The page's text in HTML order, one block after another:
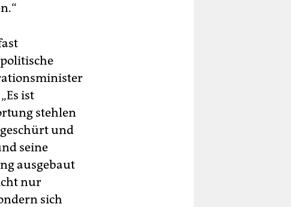
ist
stehlen
und
seine
ausgebaut
nur
sich